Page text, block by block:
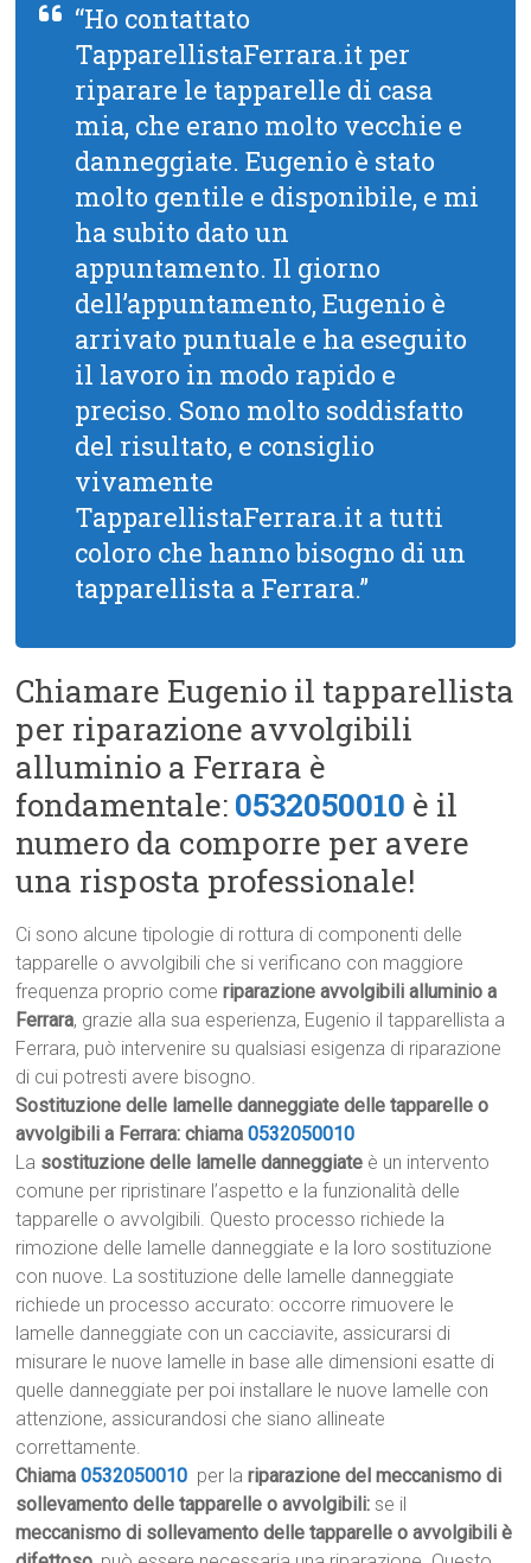
“Ho contattato
TapparellistaFerrara.it per
riparare le tapparelle di casa
mia, che erano molto vecchie e
danneggiate. Eugenio è stato
molto gentile e disponibile, e mi
ha subito dato un
appuntamento. Il giorno
dell’appuntamento, Eugenio è
arrivato puntuale e ha eseguito
il lavoro in modo rapido e
preciso. Sono molto soddisfatto
del risultato, e consiglio
vivamente
TapparellistaFerrara.it a tutti
coloro che hanno bisogno di un
tapparellista a Ferrara.”
Chiamare Eugenio il tapparellista
per riparazione avvolgibili
alluminio a Ferrara è
fondamentale: 0532050010 è il
numero da comporre per avere
una risposta professionale!
Ci sono alcune tipologie di rottura di componenti delle
tapparelle o avvolgibili che si verificano con maggiore
frequenza proprio comeriparazione avvolgibili alluminio a
Ferrara, grazie alla sua esperienza, Eugenio il tapparellista a
Ferrara, può intervenire su qualsiasi esigenza di riparazione
di cui potresti avere bisogno.
Sostituzione delle lamelle danneggiate delle tapparelle o
avvolgibili a Ferrara: chiama0532050010
La sostituzione delle lamelle danneggiate è un intervento
comune per ripristinare l’aspetto e la funzionalità delle
tapparelle o avvolgibili. Questo processo richiede la
rimozione delle lamelle danneggiate e la loro sostituzione
con nuove. La sostituzione delle lamelle danneggiate
richiede un processo accurato: occorre rimuovere le
lamelle danneggiate con un cacciavite, assicurarsi di
misurare le nuove lamelle in base alle dimensioni esatte di
quelle danneggiate per poi installare le nuove lamelle con
attenzione, assicurandosi che siano allineate
correttamente.
Chiama0532050010 per lariparazione del meccanismo di
sollevamento delle tapparelle o avvolgibili: se il
meccanismo di sollevamento delle tapparelle o avvolgibili è